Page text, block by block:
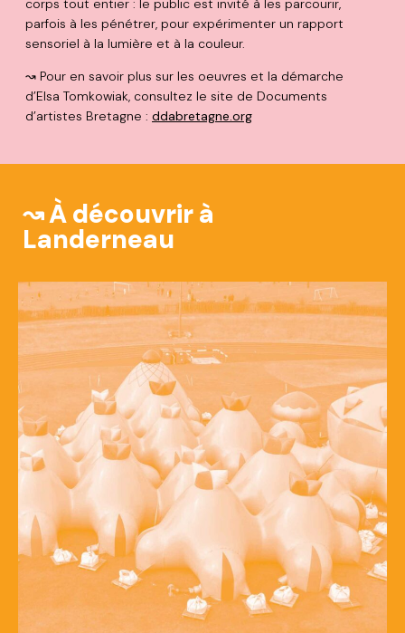
corps tout entier : le public est invité à les parcourir,
parfois à les pénétrer, pour expérimenter un rapport
sensoriel à la lumière et à la couleur.
↝ Pour en savoir plus sur les oeuvres et la démarche
d’Elsa Tomkowiak, consultez le site de Documents
d’artistes Bretagne : ddabretagne.org
↝ À découvrir à
Landerneau